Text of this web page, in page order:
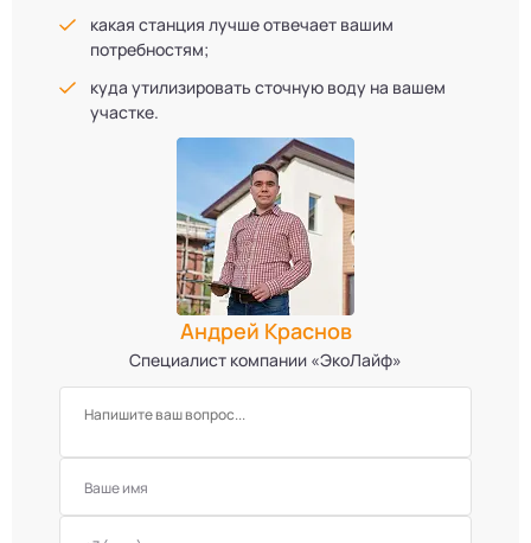
какая станция лучше отвечает вашим
потребностям;
куда утилизировать сточную воду на вашем
участке.
Андрей Краснов
Специалист компании «ЭкоЛайф»